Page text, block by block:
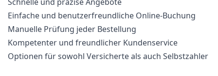
Einfache und benutzerfreundliche Online-Buchung
Manuelle Prüfung jeder Bestellung
Kompetenter und freundlicher Kundenservice
Optionen für sowohl Versicherte als auch Selbstzahler